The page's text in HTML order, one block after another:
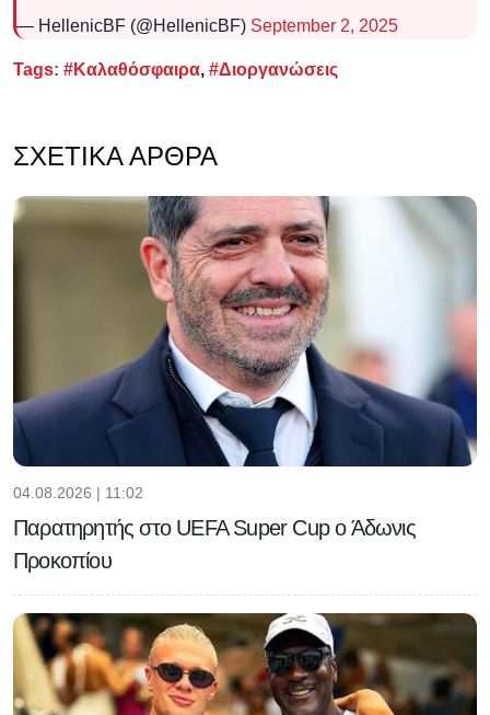
— HellenicBF (@HellenicBF) September 2, 2025
Tags: #Καλαθόσφαιρα, #Διοργανώσεις
ΣΧΕΤΙΚΆ ΆΡΘΡΑ
04.08.2026 | 11:02
Παρατηρητής στο UEFA Super Cup ο Άδωνις
Προκοπίου